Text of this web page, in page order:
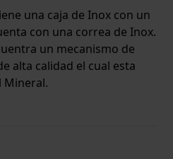
una caja de Inox con un
con una correa de Inox.
un mecanismo de
alta calidad el cual esta
garantía.